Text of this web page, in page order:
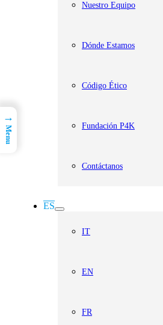
Nuestro Equipo
Dónde Estamos
Código Ético
Fundación P4K
Contáctanos
ES
IT
EN
FR
→
Menu